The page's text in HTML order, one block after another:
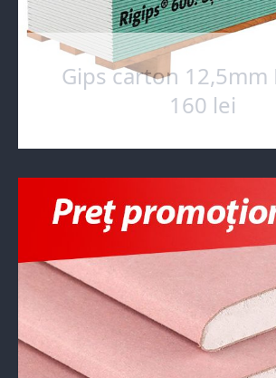
Gips carton 12,5mm
160 lei